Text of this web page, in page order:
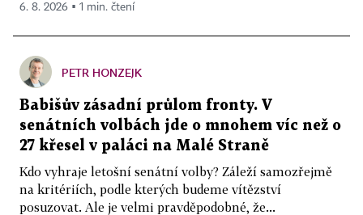
6. 8. 2026 ▪ 1 min. čtení
PETR HONZEJK
Babišův zásadní průlom fronty. V
senátních volbách jde o mnohem víc než o
27 křesel v paláci na Malé Straně
Kdo vyhraje letošní senátní volby? Záleží samozřejmě
na kritériích, podle kterých budeme vítězství
posuzovat. Ale je velmi pravděpodobné, že...